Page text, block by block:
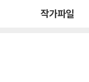
작가파일